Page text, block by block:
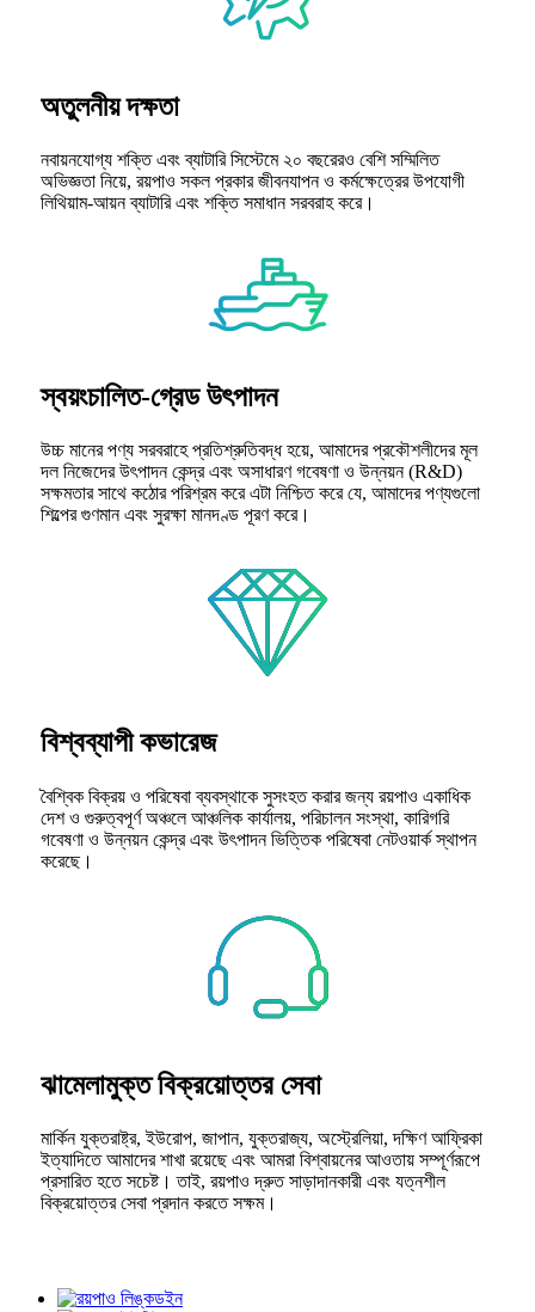
অতুলনীয় দক্ষতা
নবায়নযোগ্য শক্তি এবং ব্যাটারি সিস্টেমে ২০ বছরেরও বেশি সম্মিলিত
অভিজ্ঞতা নিয়ে, রয়পাও সকল প্রকার জীবনযাপন ও কর্মক্ষেত্রের উপযোগী
লিথিয়াম-আয়ন ব্যাটারি এবং শক্তি সমাধান সরবরাহ করে।
স্বয়ংচালিত-গ্রেড উৎপাদন
উচ্চ মানের পণ্য সরবরাহে প্রতিশ্রুতিবদ্ধ হয়ে, আমাদের প্রকৌশলীদের মূল
দল নিজেদের উৎপাদন কেন্দ্র এবং অসাধারণ গবেষণা ও উন্নয়ন (R&D)
সক্ষমতার সাথে কঠোর পরিশ্রম করে এটা নিশ্চিত করে যে, আমাদের পণ্যগুলো
শিল্পের গুণমান এবং সুরক্ষা মানদণ্ড পূরণ করে।
বিশ্বব্যাপী কভারেজ
বৈশ্বিক বিক্রয় ও পরিষেবা ব্যবস্থাকে সুসংহত করার জন্য রয়পাও একাধিক
দেশ ও গুরুত্বপূর্ণ অঞ্চলে আঞ্চলিক কার্যালয়, পরিচালন সংস্থা, কারিগরি
গবেষণা ও উন্নয়ন কেন্দ্র এবং উৎপাদন ভিত্তিক পরিষেবা নেটওয়ার্ক স্থাপন
করেছে।
ঝামেলামুক্ত বিক্রয়োত্তর সেবা
মার্কিন যুক্তরাষ্ট্র, ইউরোপ, জাপান, যুক্তরাজ্য, অস্ট্রেলিয়া, দক্ষিণ আফ্রিকা
ইত্যাদিতে আমাদের শাখা রয়েছে এবং আমরা বিশ্বায়নের আওতায় সম্পূর্ণরূপে
প্রসারিত হতে সচেষ্ট। তাই, রয়পাও দ্রুত সাড়াদানকারী এবং যত্নশীল
বিক্রয়োত্তর সেবা প্রদান করতে সক্ষম।